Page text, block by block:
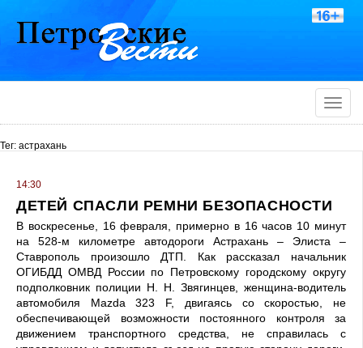
Toggle
Тег: астрахань
14:30
ДЕТЕЙ СПАСЛИ РЕМНИ БЕЗОПАСНОСТИ
В воскресенье, 16 февраля, примерно в 16 часов 10 минут
на 528-м километре автодороги Астрахань – Элиста –
Ставрополь произошло ДТП. Как рассказал начальник
ОГИБДД ОМВД России по Петровскому городскому округу
подполковник полиции Н. Н. Звягинцев, женщина-водитель
автомобиля Мazda 323 F, двигаясь со скоростью, не
обеспечивающей возможности постоянного контроля за
движением транспортного средства, не справилась с